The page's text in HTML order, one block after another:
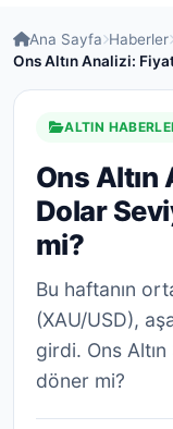
Ana Sayfa Haberler
Ons Altın Analizi:
ALTIN
Ons
Dolar
mi?
Bu haftanın
(XAU/USD),
girdi. Ons
döner mi?